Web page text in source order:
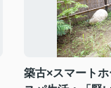
築古×スマート